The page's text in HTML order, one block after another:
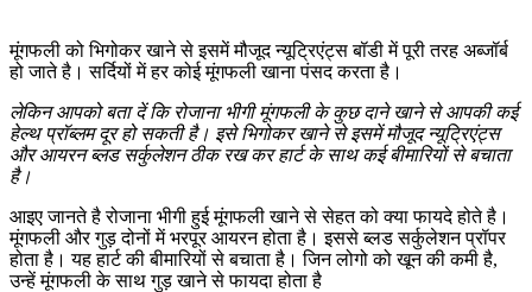
मूंगफली को भिगोकर खाने से इसमें मौजूद न्यूट्रिएंट्स बॉडी में पूरी तरह अब्जॉर्ब
हो जाते है। सर्दियों में हर कोई मूंगफली खाना पंसद करता है।
लेकिन आपको बता दें कि रोजाना भीगी मूंगफली के कुछ दाने खाने से आपकी कई
हेल्थ प्रॉब्लम दूर हो सकती है। इसे भिगोकर खाने से इसमें मौजूद न्यूट्रिएंट्स
और आयरन ब्लड सर्कुलेशन ठीक रख कर हार्ट के साथ कई बीमारियों से बचाता
है।
आइए जानते है रोजाना भीगी हुई मूंगफली खाने से सेहत को क्या फायदे होते है।
मूंगफली और गुड़ दोनों में भरपूर आयरन होता है। इससे ब्लड सर्कुलेशन प्रॉपर
होता है। यह हार्ट की बीमारियों से बचाता है। जिन लोगो को खून की कमी है,
उन्हें मूंगफली के साथ गुड़ खाने से फायदा होता है